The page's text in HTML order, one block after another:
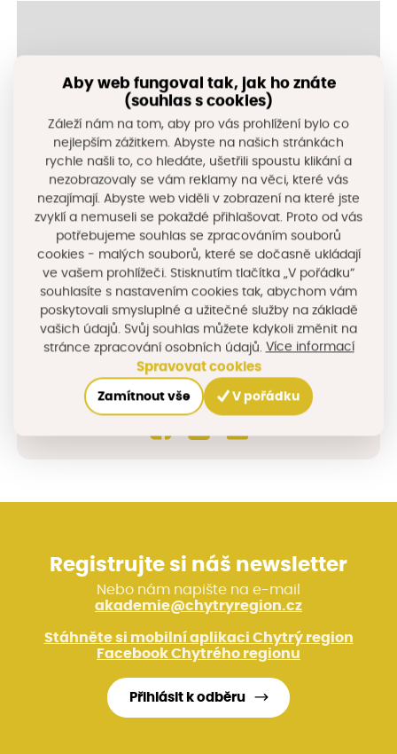
+
−
© Seznam.cz a.s. a další
Sdílejte na sociálních sítích
Registrujte si náš newsletter
Nebo nám napište na e-mail
akademie@chytryregion.cz
Stáhněte si mobilní aplikaci Chytrý region
Facebook Chytrého regionu
Přihlásit k odběru
Aby web fungoval tak, jak ho znáte
(souhlas s cookies)
Záleží nám na tom, aby pro vás prohlížení bylo co
nejlepším zážitkem. Abyste na našich stránkách
rychle našli to, co hledáte, ušetřili spoustu klikání a
nezobrazovaly se vám reklamy na věci, které vás
nezajímají. Abyste web viděli v zobrazení na které jste
zvyklí a nemuseli se pokaždé přihlašovat. Proto od vás
potřebujeme souhlas se zpracováním souborů
cookies - malých souborů, které se dočasně ukládají
ve vašem prohlížeči. Stisknutím tlačítka „V pořádku“
souhlasíte s nastavením cookies tak, abychom vám
poskytovali smysluplné a užitečné služby na základě
vašich údajů. Svůj souhlas můžete kdykoli změnit na
stránce zpracování osobních údajů. Více informací
Spravovat cookies
Zamítnout vše V pořádku